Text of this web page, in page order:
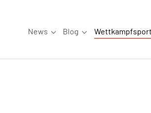
News
Submenu for "News"
Blog
Submenu for "Blog"
Wettkampfsport